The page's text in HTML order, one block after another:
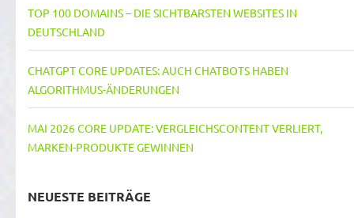
TOP 100 DOMAINS – DIE SICHTBARSTEN WEBSITES IN
DEUTSCHLAND
CHATGPT CORE UPDATES: AUCH CHATBOTS HABEN
ALGORITHMUS-ÄNDERUNGEN
MAI 2026 CORE UPDATE: VERGLEICHSCONTENT VERLIERT,
MARKEN-PRODUKTE GEWINNEN
NEUESTE BEITRÄGE